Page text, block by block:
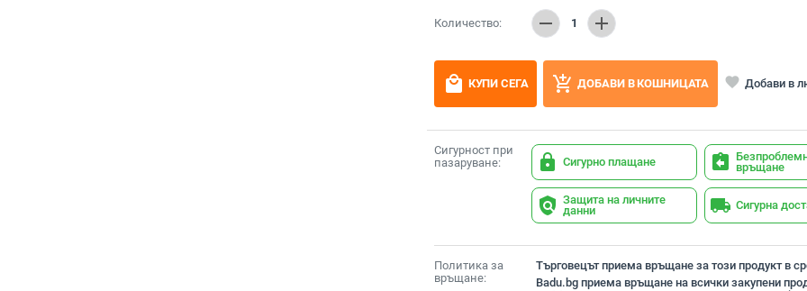
Количество: remove 1 add
local_mall КУПИ СЕГА add_shopping_cart ДОБАВИ В КОШНИЦАТА favorite Добави в
Сигурност при
пазаруване:
lock Сигурно плащане assignment_return връщане
policy Защита на личните
данни
local_shipping Сигурна
Политика за
връщане:
Търговецът приема връщане за този продукт в
Badu.bg приема връщане на всички закупени